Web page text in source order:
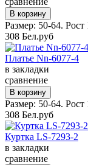
Размер: 50-64.
308 Бел.руб
Платье Nn-6077-4
в закладки
сравнение
Размер: 50-64.
308 Бел.руб
Куртка LS-7293-2
в закладки
сравнение